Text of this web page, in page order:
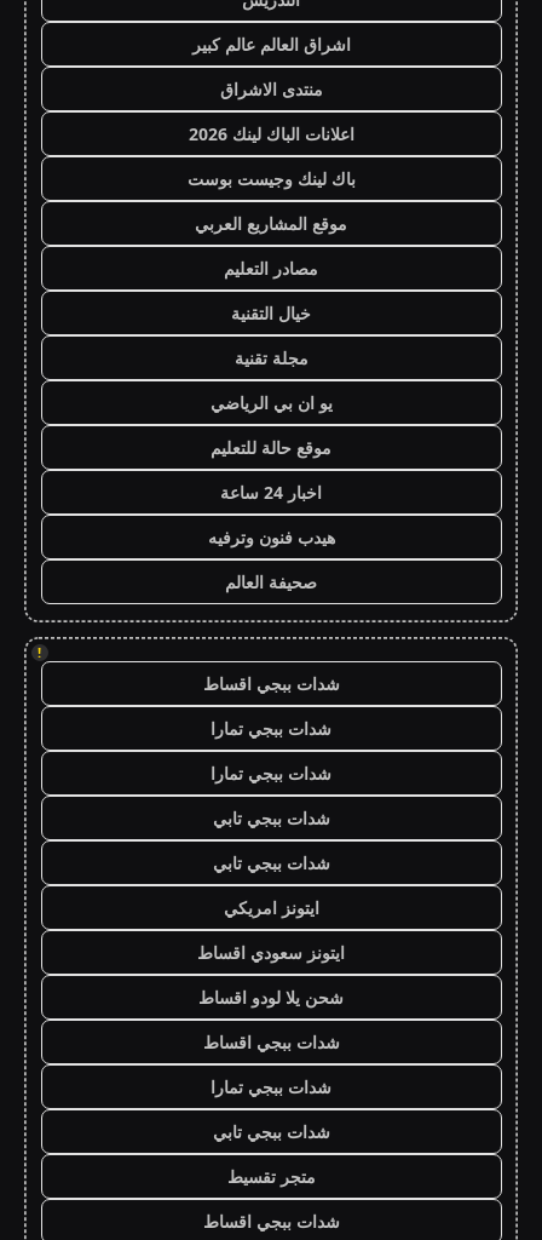
اشراق العالم عالم كبير
منتدى الاشراق
اعلانات الباك لينك 2026
باك لينك وجيست بوست
موقع المشاريع العربي
مصادر التعليم
خيال التقنية
مجلة تقنية
يو ان بي الرياضي
موقع حالة للتعليم
اخبار 24 ساعة
هيدب فنون وترفيه
صحيفة العالم
!
شدات ببجي اقساط
شدات ببجي تمارا
شدات ببجي تمارا
شدات ببجي تابي
شدات ببجي تابي
ايتونز امريكي
ايتونز سعودي اقساط
شحن يلا لودو اقساط
شدات ببجي اقساط
شدات ببجي تمارا
شدات ببجي تابي
متجر تقسيط
شدات ببجي اقساط